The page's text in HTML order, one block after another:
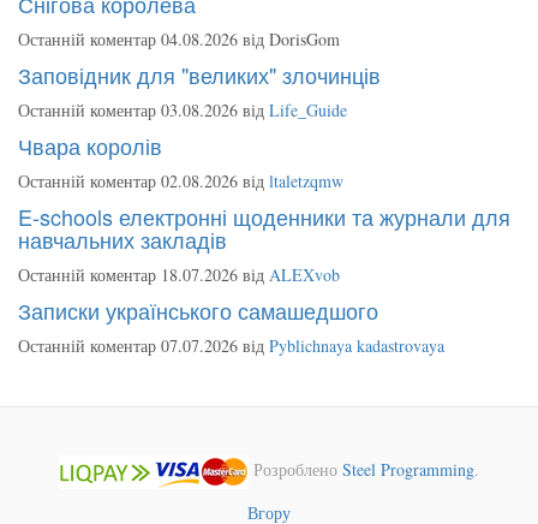
Останній коментар 04.08.2026 від DorisGom
Заповідник для "великих" злочинців
Останній коментар 03.08.2026 від Life_Guide
Чвара королів
Останній коментар 02.08.2026 від ltaletzqmw
E-schools електронні щоденники та журнали для
навчальних закладів
Останній коментар 18.07.2026 від ALEXvob
Записки українського самашедшого
Останній коментар 07.07.2026 від Pyblichnaya kadastrovaya
Розроблено Steel Programming.
Вгору